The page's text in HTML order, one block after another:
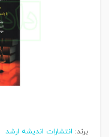
برند: انتشارات اندیشه ارشد